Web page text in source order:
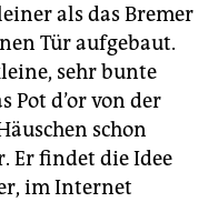
als das Bremer
Tür aufgebaut.
sehr bunte
Pot d’or von der
schon
Er findet die Idee
im Internet